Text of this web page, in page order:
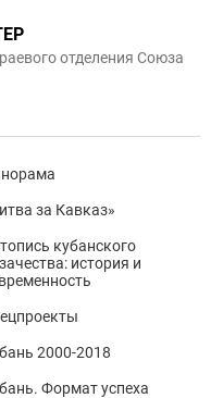
отделения Союза
за Кавказ»
кубанского
история и
2000-2018
Формат успеха